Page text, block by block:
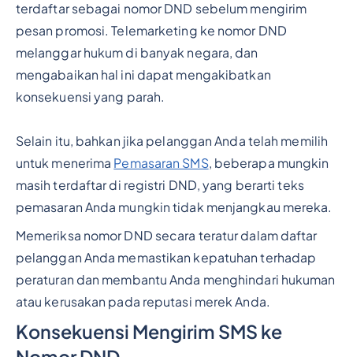
terdaftar sebagai nomor DND sebelum mengirim
pesan promosi. Telemarketing ke nomor DND
melanggar hukum di banyak negara, dan
mengabaikan hal ini dapat mengakibatkan
konsekuensi yang parah.
Selain itu, bahkan jika pelanggan Anda telah memilih
untuk menerima Pemasaran SMS, beberapa mungkin
masih terdaftar di registri DND, yang berarti teks
pemasaran Anda mungkin tidak menjangkau mereka.
Memeriksa nomor DND secara teratur dalam daftar
pelanggan Anda memastikan kepatuhan terhadap
peraturan dan membantu Anda menghindari hukuman
atau kerusakan pada reputasi merek Anda.
Konsekuensi Mengirim SMS ke